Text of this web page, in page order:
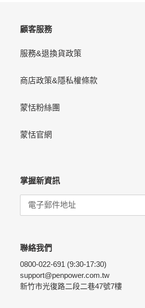
顧客服務
服務&退換貨政策
商店政策&隱私權條款
蒙恬粉絲團
蒙恬官網
掌握新資訊
聯絡我們
0800-022-691 (9:30-17:30)
support@penpower.com.tw
新竹市光復路二段二巷47號7樓